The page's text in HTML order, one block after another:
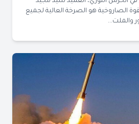
الصاروخية هو الصرخة العالية لجميع
والملت...